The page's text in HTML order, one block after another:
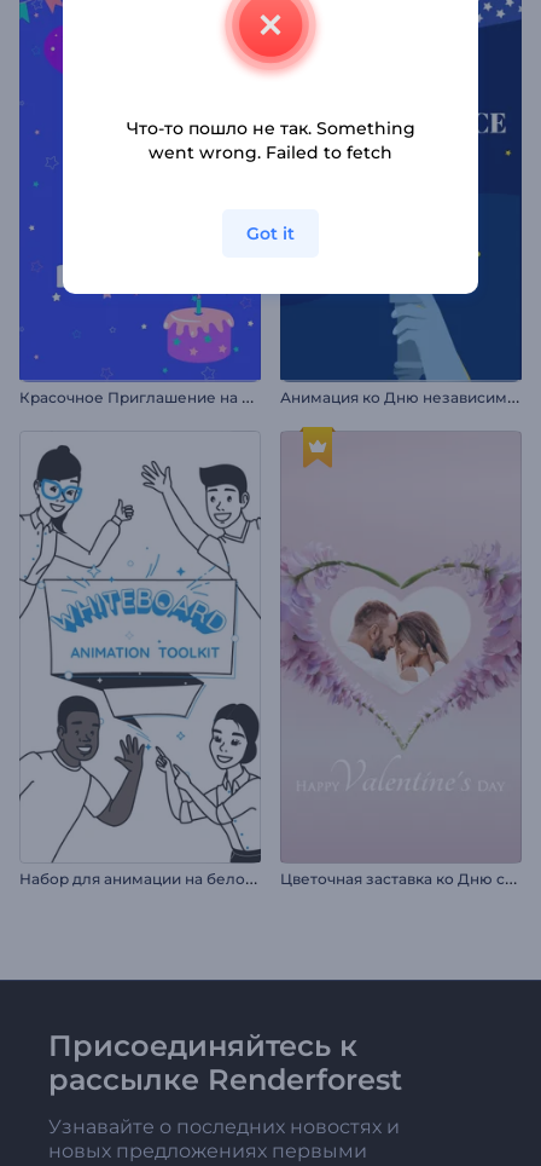
К
расочное Приглашение на День Рождения А
нимация ко Дню независимости США
Н
абор для анимации на белой доске Ц
веточная заставка ко Дню св. Валентина
Присоединяйтесь к
рассылке Renderforest
Узнавайте о последних новостях и
новых предложениях первыми
Что-то пошло не так. Something
went wrong. Failed to fetch
Got it